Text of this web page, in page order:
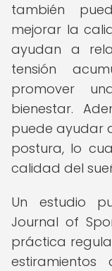
también
mejorar la
ayudan a
tensión
promover
bienestar.
puede ayudar
postura, lo
calidad del
Un estudio
Journal of
práctica